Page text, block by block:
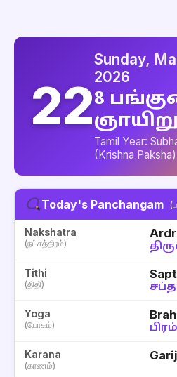
22
Sunday,
2026
8
ஞாயிறு
Tamil Year:
(Krishna Paksha)
Today's Panchangam
Nakshatra
(நட்சத்திரம்)
Tithi
(திதி)
Yoga
(யோகம்)
Karana
(கரணம்)